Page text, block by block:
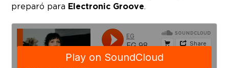
preparó para Electronic Groove.